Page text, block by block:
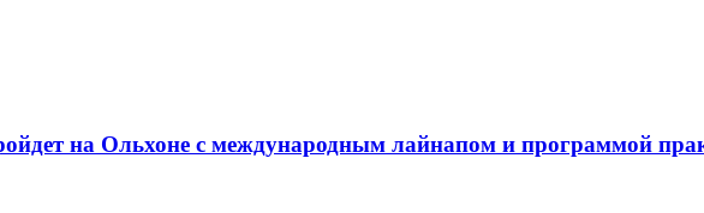
на Ольхоне с международным лайнапом и программой